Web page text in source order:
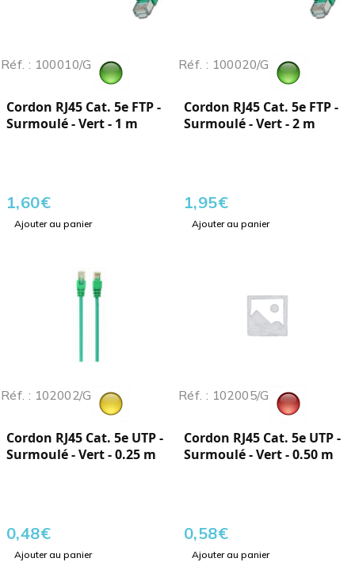
Réf. : 100010/G
Cordon RJ45 Cat. 5e FTP -
Surmoulé - Vert - 1 m
1,60€
Ajouter au panier
Réf. : 100020/G
Cordon RJ45 Cat. 5e FTP -
Surmoulé - Vert - 2 m
1,95€
Ajouter au panier
Réf. : 102002/G
Cordon RJ45 Cat. 5e UTP -
Surmoulé - Vert - 0.25 m
0,48€
Ajouter au panier
Réf. : 102005/G
Cordon RJ45 Cat. 5e UTP -
Surmoulé - Vert - 0.50 m
0,58€
Ajouter au panier